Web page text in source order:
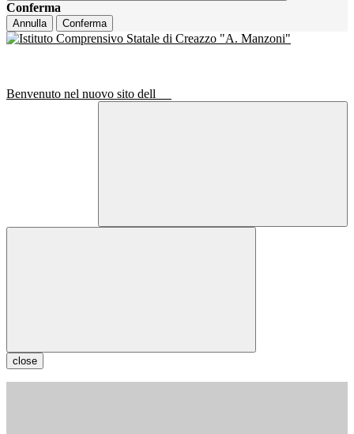
Conferma
Annulla Conferma
Benvenuto nel nuovo sito dell
close